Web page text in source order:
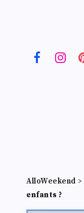
AlloWeekend >
enfants ?